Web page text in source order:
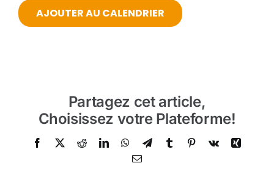
AJOUTER AU CALENDRIER
Partagez cet article,
Choisissez votre Plateforme!
Facebook
TwitterRedditLinkedInWhatsApp
TelegramTumblr Pinterest
Vk
Xing
Email